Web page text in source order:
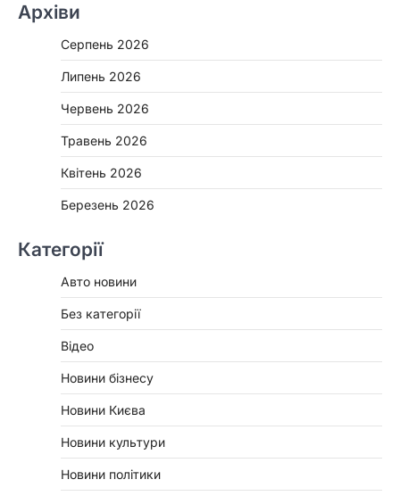
Архіви
Серпень 2026
Липень 2026
Червень 2026
Травень 2026
Квітень 2026
Березень 2026
Категорії
Авто новини
Без категорії
Відео
Новини бізнесу
Новини Києва
Новини культури
Новини політики